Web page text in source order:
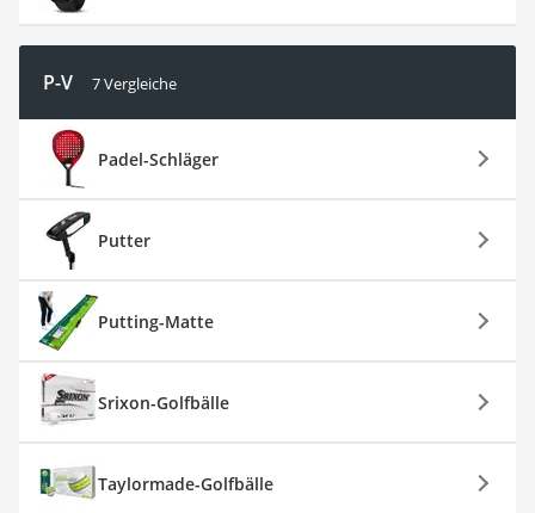
P-V 7 Vergleiche
Padel-Schläger
Putter
Putting-Matte
Srixon-Golfbälle
Taylormade-Golfbälle